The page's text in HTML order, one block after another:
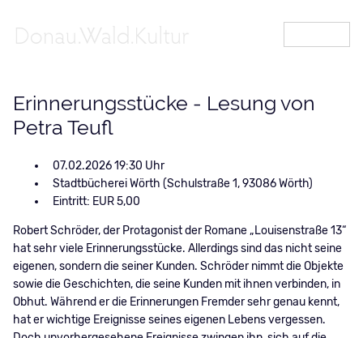
Erinnerungsstücke - Lesung von
Petra Teufl
07.02.2026 19:30
Stadtbücherei Wörth (Schulstraße 1, 93086 Wörth)
Eintritt: EUR 5,00
Robert Schröder, der Protagonist der Romane „Louisenstraße 13“
hat sehr viele Erinnerungsstücke. Allerdings sind das nicht seine
eigenen, sondern die seiner Kunden. Schröder nimmt die Objekte
sowie die Geschichten, die seine Kunden mit ihnen verbinden, in
Obhut. Während er die Erinnerungen Fremder sehr genau kennt,
hat er wichtige Ereignisse seines eigenen Lebens vergessen.